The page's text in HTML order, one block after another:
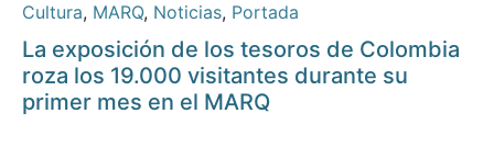
Cultura, MARQ, Noticias, Portada
La exposición de los tesoros de Colombia
roza los 19.000 visitantes durante su
primer mes en el MARQ